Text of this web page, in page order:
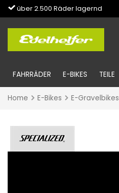
über 2.500 Räder lagernd
FAHRRÄDER E-BIKES TEILE
Home E-Bikes E-Gravelbikes